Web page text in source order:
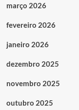
março 2026
fevereiro 2026
janeiro 2026
dezembro 2025
novembro 2025
outubro 2025